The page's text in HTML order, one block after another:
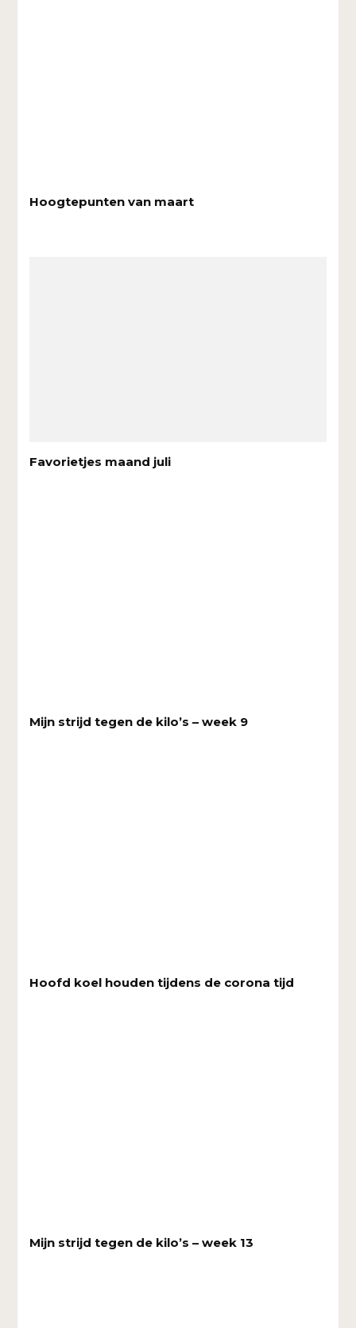
Hoogtepunten van maart
Favorietjes maand juli
Mijn strijd tegen de kilo’s – week 9
Hoofd koel houden tijdens de corona tijd
Mijn strijd tegen de kilo’s – week 13